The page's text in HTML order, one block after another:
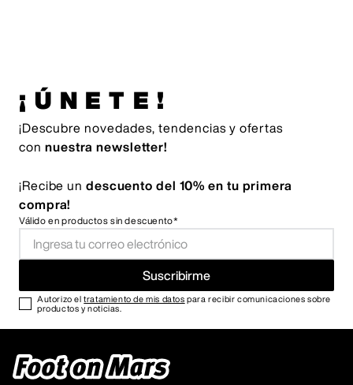
¡ÚNETE!
¡Descubre novedades, tendencias y ofertas
con nuestra newsletter!
¡Recibe un descuento del 10% en tu primera
compra!
Válido en productos sin descuento*
Suscribirme
Autorizo eltratamiento de mis datos para recibir comunicaciones sobre
productos y noticias.